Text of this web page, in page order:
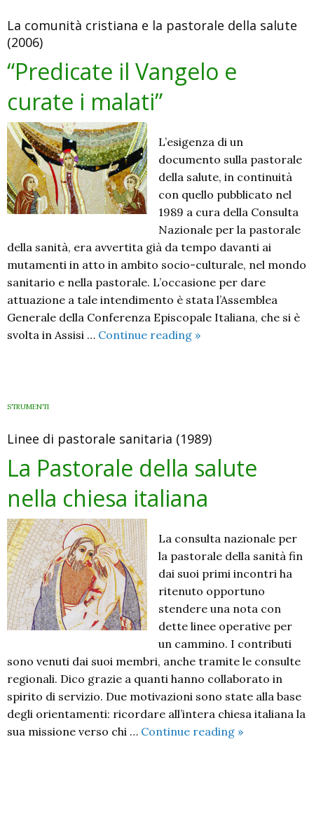
della
La comunità cristiana e la pastorale della salute
(2006)
“Predicate il Vangelo e
curate i malati”
L’esigenza di un
documento sulla pastorale
della salute, in continuità
con quello pubblicato nel
1989 a cura della Consulta
Nazionale per la pastorale
della sanità, era avvertita già da tempo davanti ai
mutamenti in atto in ambito socio-culturale, nel mondo
sanitario e nella pastorale. L’occasione per dare
attuazione a tale intendimento è stata l’Assemblea
Generale della Conferenza Episcopale Italiana, che si è
svolta in Assisi … Continue reading “Predicate
malati”
»
STRUMENTI
Linee di pastorale sanitaria (1989)
La Pastorale della salute
nella chiesa italiana
La consulta nazionale per
la pastorale della sanità fin
dai suoi primi incontri ha
ritenuto opportuno
stendere una nota con
dette linee operative per
un cammino. I contributi
sono venuti dai suoi membri, anche tramite le consulte
regionali. Dico grazie a quanti hanno collaborato in
spirito di servizio. Due motivazioni sono state alla base
degli orientamenti: ricordare all’intera chiesa italiana la
sua missione verso chi … Continue reading La
»